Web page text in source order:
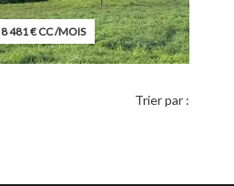
8 481€CC/MOIS
Trier par :